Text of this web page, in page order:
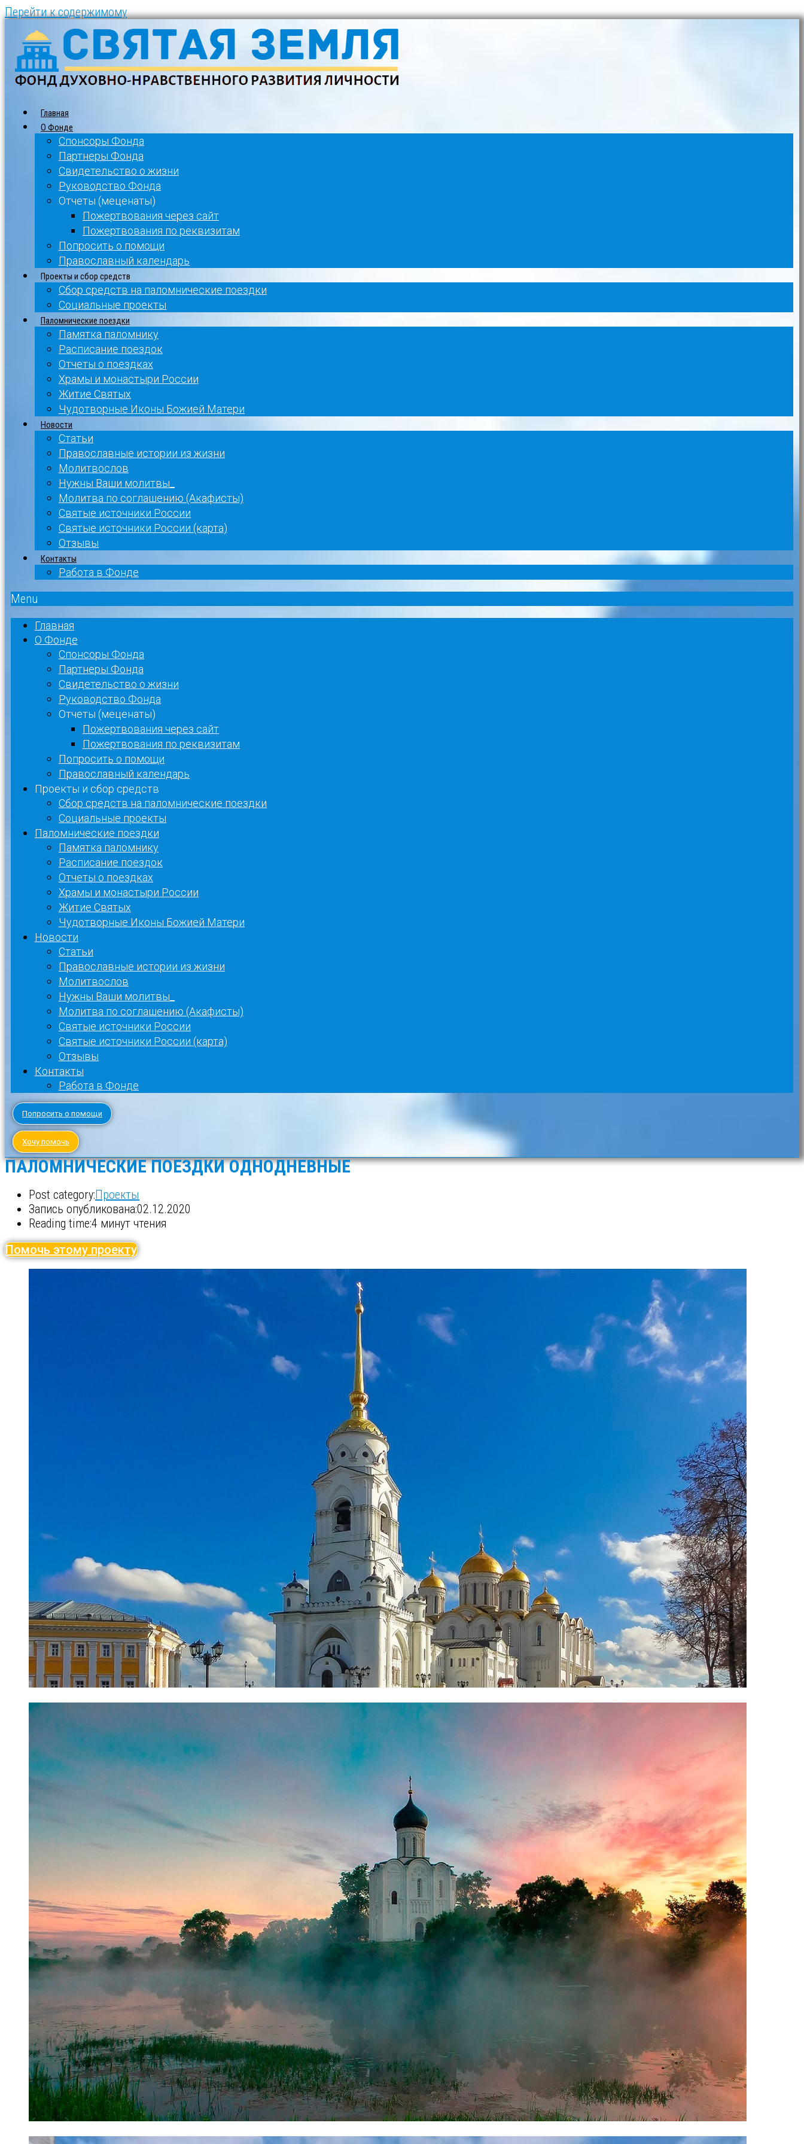
Перейти к содержимому
Главная
О Фонде
Спонсоры Фонда
Партнеры Фонда
Свидетельство о жизни
Руководство Фонда
Отчеты (меценаты)
Пожертвования через сайт
Пожертвования по реквизитам
Попросить о помощи
Православный календарь
Проекты и сбор средств
Сбор средств на паломнические поездки
Социальные проекты
Паломнические поездки
Памятка паломнику
Расписание поездок
Отчеты о поездках
Храмы и монастыри России
Житие Святых
Чудотворные Иконы Божией Матери
Новости
Статьи
Православные истории из жизни
Молитвослов
Нужны Ваши молитвы_
Молитва по соглашению (Акафисты)
Святые источники России
Святые источники России (карта)
Отзывы
Контакты
Работа в Фонде
Menu
Главная
О Фонде
Спонсоры Фонда
Партнеры Фонда
Свидетельство о жизни
Руководство Фонда
Отчеты (меценаты)
Пожертвования через сайт
Пожертвования по реквизитам
Попросить о помощи
Православный календарь
Проекты и сбор средств
Сбор средств на паломнические поездки
Социальные проекты
Паломнические поездки
Памятка паломнику
Расписание поездок
Отчеты о поездках
Храмы и монастыри России
Житие Святых
Чудотворные Иконы Божией Матери
Новости
Статьи
Православные истории из жизни
Молитвослов
Нужны Ваши молитвы_
Молитва по соглашению (Акафисты)
Святые источники России
Святые источники России (карта)
Отзывы
Контакты
Работа в Фонде
Попросить о помощи
Хочу помочь
ПАЛОМНИЧЕСКИЕ ПОЕЗДКИ ОДНОДНЕВНЫЕ
Post category:Проекты
Запись опубликована:02.12.2020
Reading time:4 минут чтения
Помочь этому проекту